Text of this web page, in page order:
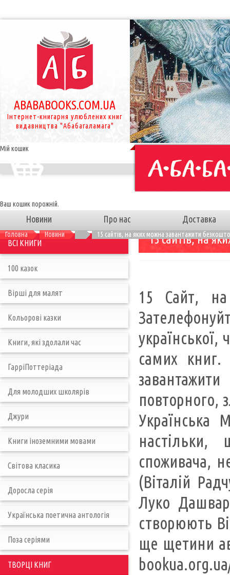
ABABABOOKS.COM.UA
Інтернет-книгарня улюблених книг
видавництва "Абабагаламага"
Мій кошик
Ваш кошик порожній.
Новини Про нас Доставка
Головна Новини 15 сайтів, на яких можна завантажити
15 сайтів, на
15 Сайт, на
самих
повторного,
Українська
настільки,
споживача,
(Віталій
Луко
створюють
ще щетини
ВСІ КНИГИ
100 казок
Вірші для малят
Кольорові казки
Книги, які здолали час
ГарріПоттеріада
Для молодших школярів
Джури
Книги іноземними мовами
Світова класика
Доросла серія
Українська поетична антологія
Поза серіями
ТВОРЦІ КНИГ